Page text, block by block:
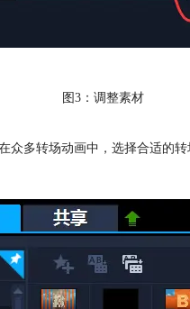
图3：调整素材
众多转场动画中，选择合适的